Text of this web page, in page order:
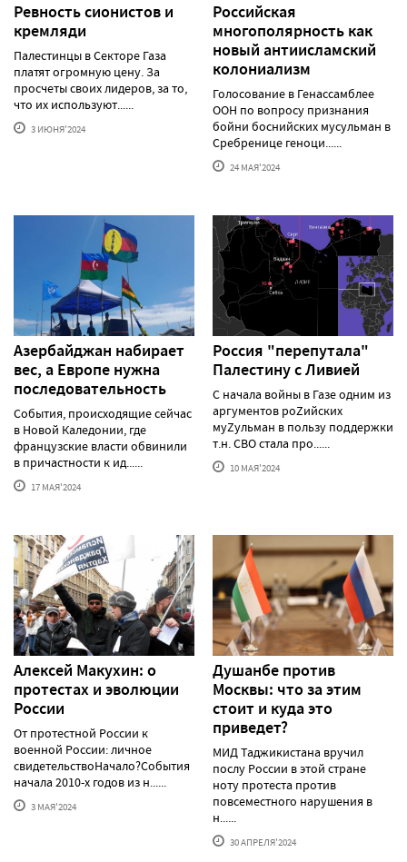
Ревность сионистов и
кремляди
Палестинцы в Секторе Газа
платят огромную цену. За
просчеты своих лидеров, за то,
что их используют......
3 ИЮНЯ'2024
Российская
многополярность как
новый антиисламский
колониализм
Голосование в Генассамблее
ООН по вопросу признания
бойни боснийских мусульман в
Сребренице геноци......
24 МАЯ'2024
Азербайджан набирает
вес, а Европе нужна
последовательность
События, происходящие сейчас
в Новой Каледонии, где
французские власти обвинили
в причастности к ид......
17 МАЯ'2024
Россия "перепутала"
Палестину с Ливией
С начала войны в Газе одним из
аргументов роZийских
муZульман в пользу поддержки
т.н. СВО стала про......
10 МАЯ'2024
Алексей Макуxин: о
протестаx и эволюции
России
От протестной России к
военной России: личное
свидетельствоНачало?События
начала 2010-х годов из н......
3 МАЯ'2024
Душанбе против
Москвы: что за этим
стоит и куда это
приведет?
МИД Таджикистана вручил
послу России в этой стране
ноту протеста против
повсеместного нарушения в
н......
30 АПРЕЛЯ'2024